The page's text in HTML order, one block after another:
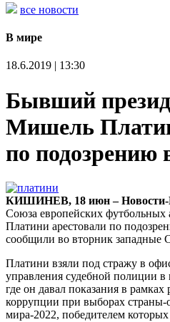
все новости
В мире
18.6.2019 | 13:30
Бывший
Мишель
по подозрению
КИШИНЕВ, 18 июн – Новости-
Союза европейских
Платини арестовали по
сообщили во вторник
Платини взяли под стражу в
управления судебной полиции
где он давал показания в рамках
коррупции при выборах страны-
мира-2022, победителем которых